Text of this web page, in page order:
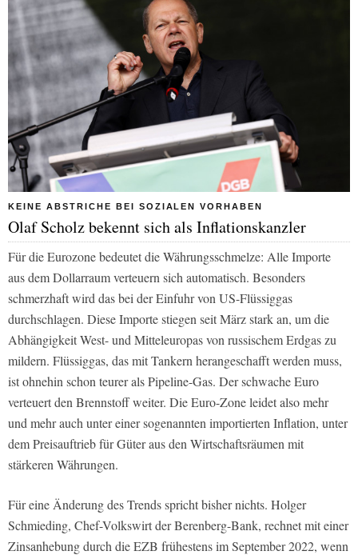
KEINE ABSTRICHE BEI SOZIALEN VORHABEN
Olaf Scholz bekennt sich als Inflationskanzler
Für die Eurozone bedeutet die Währungsschmelze: Alle Importe
aus dem Dollarraum verteuern sich automatisch. Besonders
schmerzhaft wird das bei der Einfuhr von US-Flüssiggas
durchschlagen. Diese Importe stiegen seit März stark an, um die
Abhängigkeit West- und Mitteleuropas von russischem Erdgas zu
mildern. Flüssiggas, das mit Tankern herangeschafft werden muss,
ist ohnehin schon teurer als Pipeline-Gas. Der schwache Euro
verteuert den Brennstoff weiter. Die Euro-Zone leidet also mehr
und mehr auch unter einer sogenannten importierten Inflation, unter
dem Preisauftrieb für Güter aus den Wirtschaftsräumen mit
stärkeren Währungen.
Für eine Änderung des Trends spricht bisher nichts. Holger
Schmieding, Chef-Volkswirt der Berenberg-Bank, rechnet mit einer
Zinsanhebung durch die EZB frühestens im September 2022, wenn